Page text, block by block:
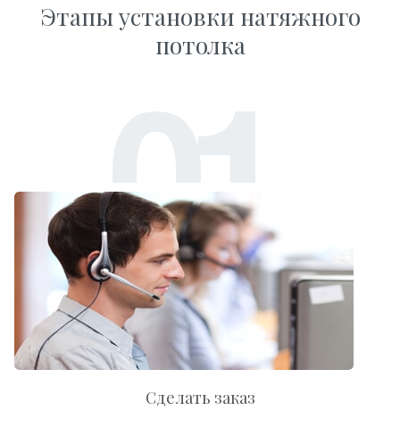
Этапы установки натяжного
потолка
Сделать заказ